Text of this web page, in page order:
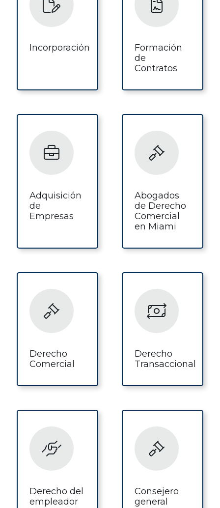
Incorporación
Formación
de
Contratos
Adquisición
de
Empresas
Abogados
de Derecho
Comercial
en Miami
Derecho
Comercial
Derecho
Transaccional
Derecho del
empleador
Consejero
general